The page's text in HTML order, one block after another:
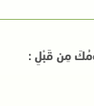
مِن قَبْلِ :